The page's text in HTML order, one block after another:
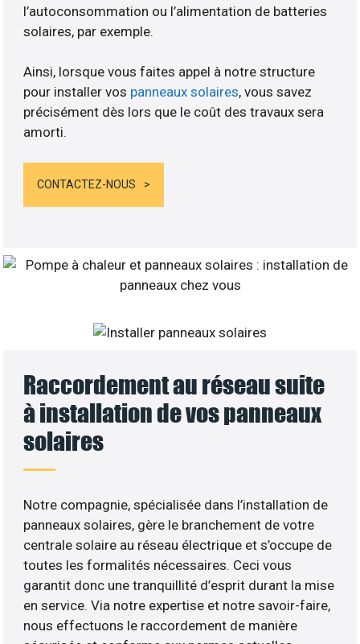
l’autoconsommation ou l’alimentation de batteries
solaires, par exemple.
Ainsi, lorsque vous faites appel à notre structure
pour installer vos panneaux solaires, vous savez
précisément dès lors que le coût des travaux sera
amorti.
CONTACTEZ-NOUS
Raccordement au réseau suite
à installation de vos panneaux
solaires
Notre compagnie, spécialisée dans l’installation de
panneaux solaires, gère le branchement de votre
centrale solaire au réseau électrique et s’occupe de
toutes les formalités nécessaires. Ceci vous
garantit donc une tranquillité d’esprit durant la mise
en service. Via notre expertise et notre savoir-faire,
nous effectuons le raccordement de manière